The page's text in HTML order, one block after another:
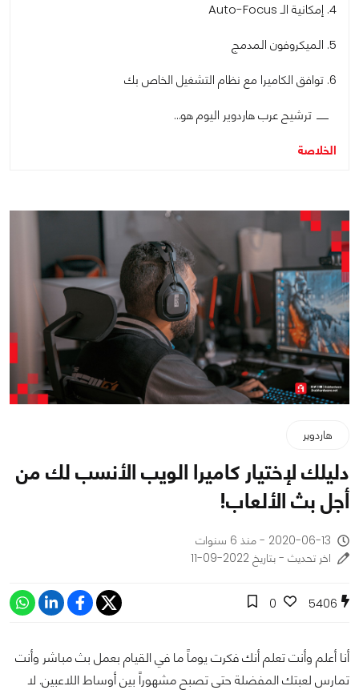
4. إمكانية الـ Auto-Focus
5. الميكروفون المدمج
6. توافق الكاميرا مع نظام التشغيل الخاص بك
ترشيح عرب هاردوير اليوم هو…
الخلاصة
هاردوير
دليلك لإختيار كاميرا الويب الأنسب لك من
أجل بث الألعاب!
2020-06-13 - منذ 6 سنوات
اخر تحديث - بتاريخ 2022-09-11
5406
0
أنا أعلم وأنت تعلم أنك فكرت يوماً ما في القيام بعمل بث مباشر وأنت
تمارس لعبتك المفضلة حتى تصبح مشهوراً بين أوساط اللاعبين. لا